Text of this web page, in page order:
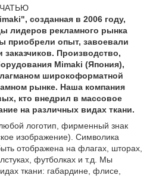
созданная в 2006 году,
лидеров рекламного рынка
приобрели опыт, завоевали
Производство,
Mimaki (Япония),
широкоформатной
рынке. Наша компания
кто внедрил в массовое
на различных видах ткани.
логотип, фирменный знак
изображение). Символика
отображена на флагах, шторах,
футболках и т.д. Мы
ткани: габардине, флисе,